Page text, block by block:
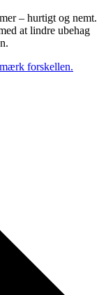
– hurtigt og nemt.
at lindre ubehag
forskellen.